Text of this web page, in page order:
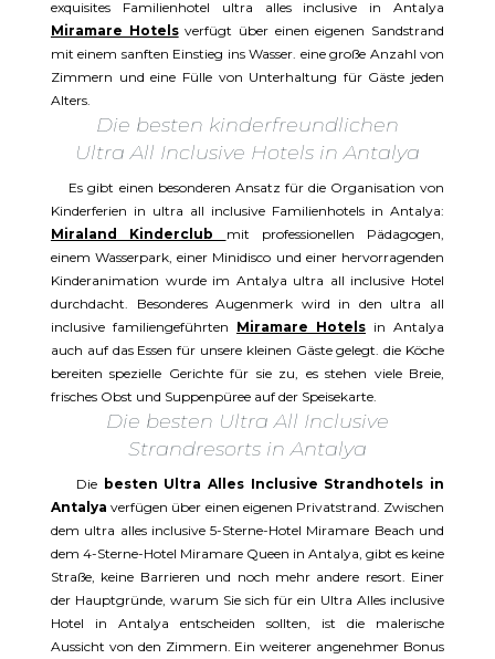
exquisites Familienhotel ultra alles inclusive in Antalya
Miramare Hotelsverfügt über einen eigenen Sandstrand
mit einem sanften Einstieg ins Wasser. eine große Anzahl von
Zimmern und eine Fülle von Unterhaltung für Gäste jeden
Alters.
Die besten kinderfreundlichen
Ultra All Inclusive Hotels in Antalya
Es gibt einen besonderen Ansatz für die Organisation von
Kinderferien in ultra all inclusive Familienhotels in Antalya:
Miraland Kinderclub mit professionellen Pädagogen,
einem Wasserpark, einer Minidisco und einer hervorragenden
Kinderanimation wurde im Antalya ultra all inclusive Hotel
durchdacht. Besonderes Augenmerk wird in den ultra all
inclusive familiengeführten Miramare Hotels in Antalya
auch auf das Essen für unsere kleinen Gäste gelegt. die Köche
bereiten spezielle Gerichte für sie zu, es stehen viele Breie,
frisches Obst und Suppenpüree auf der Speisekarte.
Die besten Ultra All Inclusive
Strandresorts in Antalya
Die besten Ultra Alles Inclusive Strandhotels in
Antalyaverfügen über einen eigenen Privatstrand. Zwischen
dem ultra alles inclusive 5-Sterne-Hotel Miramare Beach und
dem 4-Sterne-Hotel Miramare Queen in Antalya, gibt es keine
Straße, keine Barrieren und noch mehr andere resort. Einer
der Hauptgründe, warum Sie sich für ein Ultra Alles inclusive
Hotel in Antalya entscheiden sollten, ist die malerische
Aussicht von den Zimmern. Ein weiterer angenehmer Bonus